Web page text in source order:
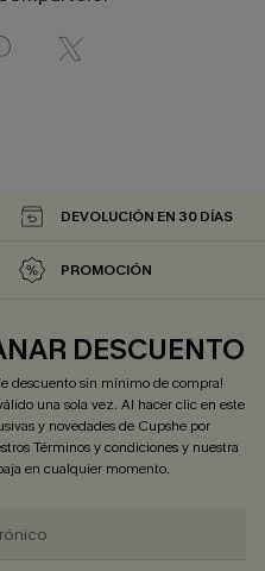
DEVOLUCIÓN EN 30 DÍAS
PROMOCIÓN
DESCUENTO
descuento sin mínimo de compra!
una sola vez. Al hacer clic en este
y novedades de Cupshe por
Términos y condicionesy nuestra
en cualquier momento.